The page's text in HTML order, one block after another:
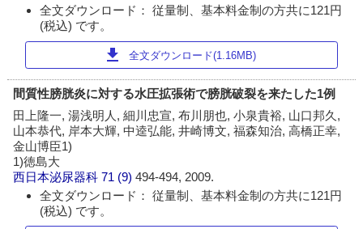
全文ダウンロード： 従量制、基本料金制の方共に121円
(税込) です。
download 全文ダウンロード(1.16MB)
間質性膀胱炎に対する水圧拡張術で膀胱破裂を来たした1例
田上隆一, 湯浅明人, 細川忠宣, 布川朋也, 小泉貴裕, 山口邦久,
山本恭代, 岸本大輝, 中逵弘能, 井崎博文, 福森知治, 高橋正幸,
金山博臣1)
1)徳島大
西日本泌尿器科 71 (9)494-494, 2009.
全文ダウンロード： 従量制、基本料金制の方共に121円
(税込) です。